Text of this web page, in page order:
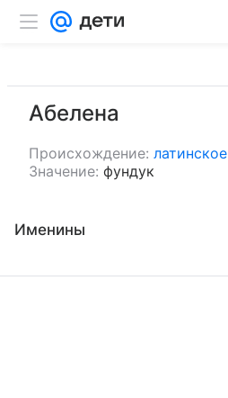
Абелена
Происхождение: латинское
Значение: фундук
Именины